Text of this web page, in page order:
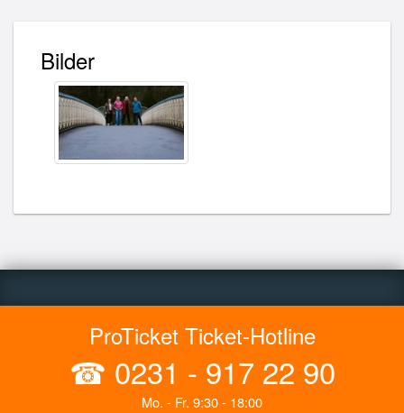
Bilder
ProTicket Ticket-Hotline
☎ 0231 - 917 22 90
Mo. - Fr. 9:30 - 18:00